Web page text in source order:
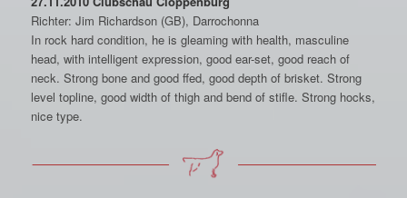
Richter: Jim Richardson (GB), Darrochonna
In rock hard condition, he is gleaming with health, masculine
head, with intelligent expression, good ear-set, good reach of
neck. Strong bone and good ffed, good depth of brisket. Strong
level topline, good width of thigh and bend of stifle. Strong hocks,
nice type.